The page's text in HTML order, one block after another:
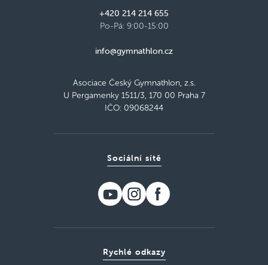
+420 214 214 655
Po-Pá: 9:00-15:00
info@gymnathlon.cz
Asociace Český Gymnathlon, z.s.
U Pergamenky 1511/3, 170 00 Praha 7
IČO: 09068244
Rychlé odkazy
Sociální sítě